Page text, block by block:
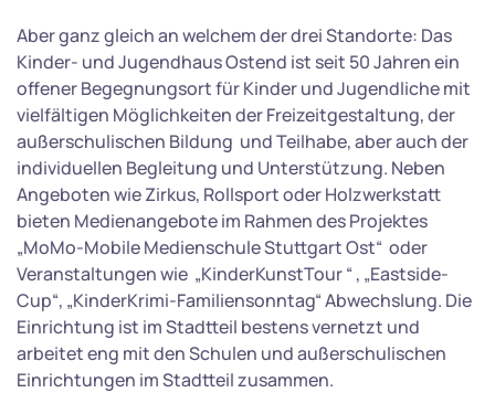
Aber ganz gleich an welchem der drei Standorte: Das
Kinder- und Jugendhaus Ostend ist seit 50 Jahren ein
offener Begegnungsort für Kinder und Jugendliche mit
vielfältigen Möglichkeiten der Freizeitgestaltung, der
außerschulischen Bildung und Teilhabe, aber auch der
individuellen Begleitung und Unterstützung. Neben
Angeboten wie Zirkus, Rollsport oder Holzwerkstatt
bieten Medienangebote im Rahmen des Projektes
„MoMo-Mobile Medienschule Stuttgart Ost“ oder
Veranstaltungen wie „KinderKunstTour “ , „Eastside-
Cup“, „KinderKrimi-Familiensonntag“ Abwechslung. Die
Einrichtung ist im Stadtteil bestens vernetzt und
arbeitet eng mit den Schulen und außerschulischen
Einrichtungen im Stadtteil zusammen.